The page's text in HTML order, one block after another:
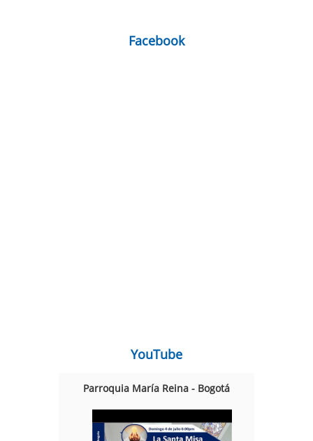
Facebook
YouTube
Parroquia María Reina - Bogotá